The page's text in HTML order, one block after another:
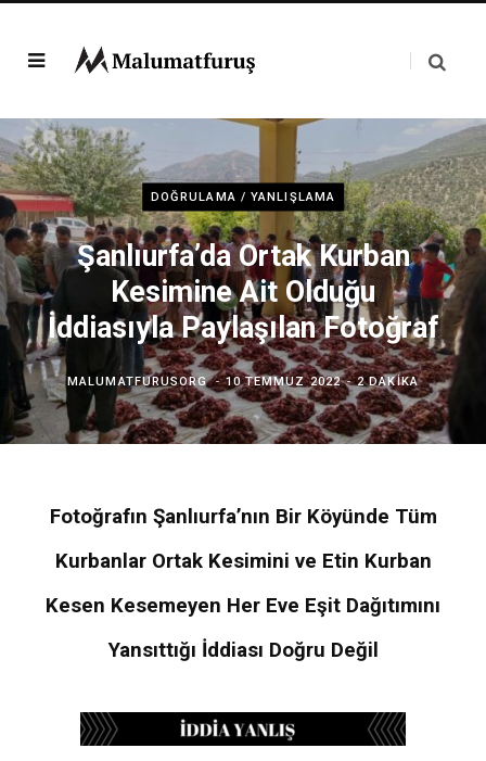
DOĞRULAMA / YANLIŞLAMA
Şanlıurfa’da Ortak Kurban
Kesimine Ait Olduğu
İddiasıyla Paylaşılan Fotoğraf
MALUMATFURUSORG 10 TEMMUZ 2022 2 DAKIKA
Fotoğrafın Şanlıurfa’nın Bir Köyünde Tüm
Kurbanlar Ortak Kesimini ve Etin Kurban
Kesen Kesemeyen Her Eve Eşit Dağıtımını
Yansıttığı İddiası Doğru Değil